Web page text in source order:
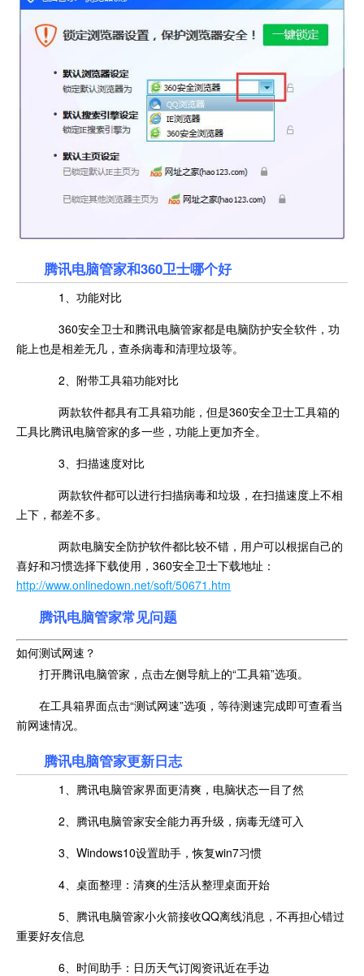
腾讯电脑管家和360卫士哪个好
1、功能对比
360安全卫士和腾讯电脑管家都是电脑防护安全软件，功
能上也是相差无几，查杀病毒和清理垃圾等。
2、附带工具箱功能对比
两款软件都具有工具箱功能，但是360安全卫士工具箱的
工具比腾讯电脑管家的多一些，功能上更加齐全。
3、扫描速度对比
两款软件都可以进行扫描病毒和垃圾，在扫描速度上不相
上下，都差不多。
两款电脑安全防护软件都比较不错，用户可以根据自己的
喜好和习惯选择下载使用，360安全卫士下载地址：
http://www.onlinedown.net/soft/50671.htm
腾讯电脑管家常见问题
如何测试网速？
打开腾讯电脑管家，点击左侧导航上的“工具箱”选项。
在工具箱界面点击“测试网速”选项，等待测速完成即可查看当
前网速情况。
腾讯电脑管家更新日志
1、腾讯电脑管家界面更清爽，电脑状态一目了然
2、腾讯电脑管家安全能力再升级，病毒无缝可入
3、Windows10设置助手，恢复win7习惯
4、桌面整理：清爽的生活从整理桌面开始
5、腾讯电脑管家小火箭接收QQ离线消息，不再担心错过
重要好友信息
6、时间助手：日历天气订阅资讯近在手边